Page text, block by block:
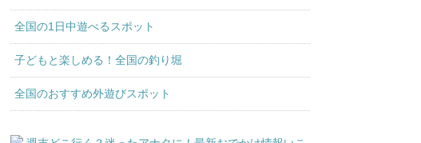
全国の1日中遊べるスポット
子どもと楽しめる！全国の釣り堀
全国のおすすめ外遊びスポット